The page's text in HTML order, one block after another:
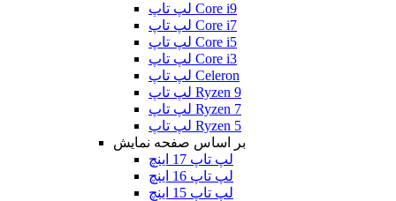
لپ تاپ Core i9
لپ تاپ Core i7
لپ تاپ Core i5
لپ تاپ Core i3
لپ تاپ Celeron
لپ تاپ Ryzen 9
لپ تاپ Ryzen 7
لپ تاپ Ryzen 5
بر اساس صفحه نمایش
لپ تاپ 17 اینچ
لپ تاپ 16 اینچ
لپ تاپ 15 اینچ